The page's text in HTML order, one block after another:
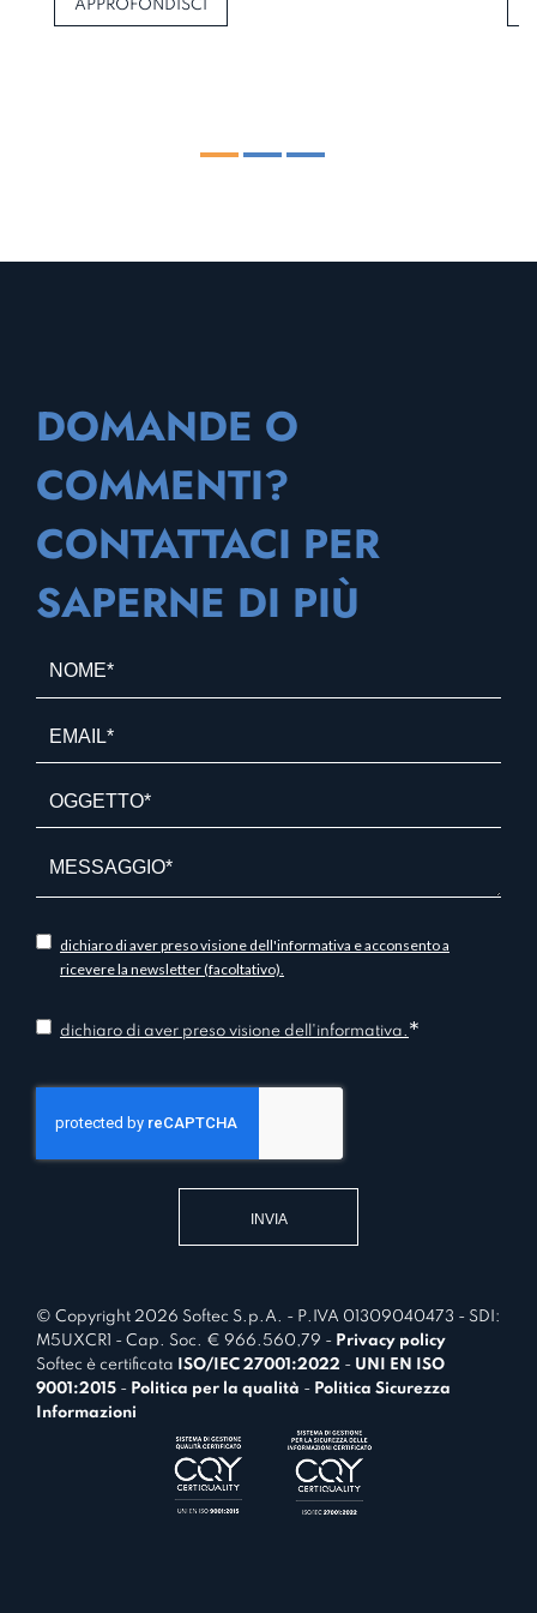
APPROFONDISCI
DOMANDE O
COMMENTI?
CONTATTACI PER
SAPERNE DI PIÙ
*
l
t
o
i
o
i
dichiaro di aver preso visione dell'informativa e acconsento a
ricevere la newsletter (facoltativo).
C
n
n
dichiaro di aver preso visione dell'informativa. *
© Copyright 2026 Softec S.p.A. - P.IVA 01309040473 - SDI:
M5UXCR1 - Cap. Soc. € 966.560,79 - Privacy policy
Softec è certificata
ISO/IEC 27001:2022 - UNI EN ISO
9001:2015 - Politica per la qualità - Politica Sicurezza
Informazioni